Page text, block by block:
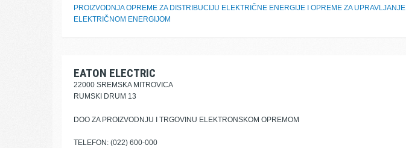
PROIZVODNJA OPREME ZA DISTRIBUCIJU ELEKTRIČNE ENERGIJE I OPREME ZA UPRAVLJANJE
ELEKTRIČNOM ENERGIJOM
EATON ELECTRIC
22000 SREMSKA MITROVICA
RUMSKI DRUM 13
DOO ZA PROIZVODNJU I TRGOVINU ELEKTRONSKOM OPREMOM
TELEFON: (022) 600-000